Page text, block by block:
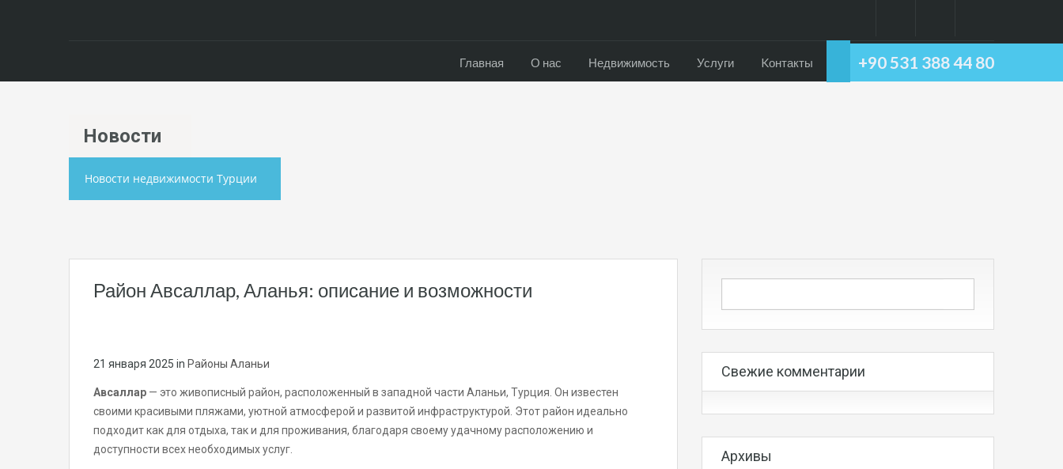
+90 531 388 44 80
Главная О нас Недвижимость Услуги Kонтакты
Hовости
Новости недвижимости Турции
Район Авсаллар, Аланья: описание и возможности
21 января 2025 in Районы Аланьи
Авсаллар — это живописный район, расположенный в западной части Аланьи, Турция. Он известен
своими красивыми пляжами, уютной атмосферой и развитой инфраструктурой. Этот район идеально
подходит как для отдыха, так и для проживания, благодаря своему удачному расположению и
доступности всех необходимых услуг.
Свежие комментарии
Архивы